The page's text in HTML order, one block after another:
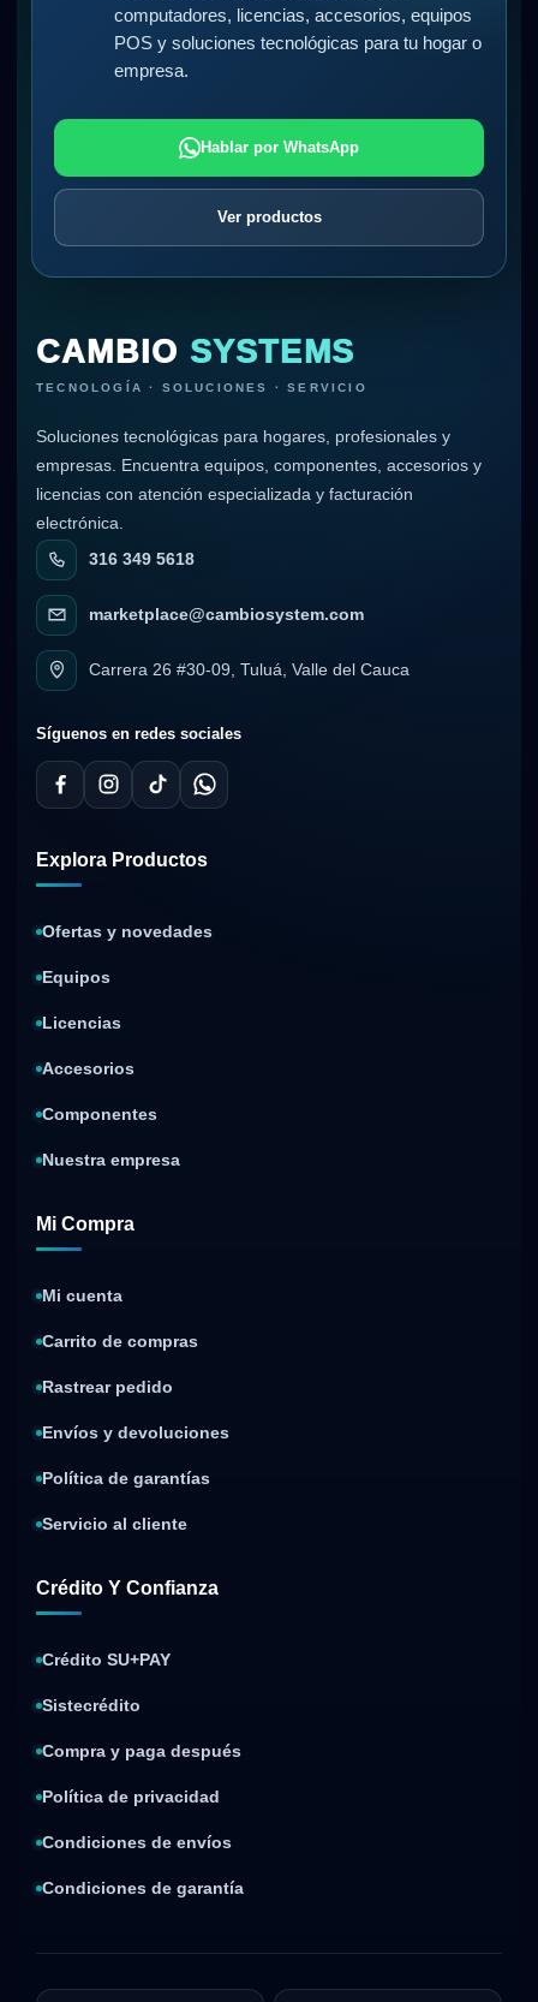
computadores, licencias, accesorios, equipos
POS y soluciones tecnológicas para tu hogar o
empresa.
Hablar por WhatsApp
Ver productos
CAMBIO SYSTEMS
TECNOLOGÍA · SOLUCIONES · SERVICIO
Soluciones tecnológicas para hogares, profesionales y
empresas. Encuentra equipos, componentes, accesorios y
licencias con atención especializada y facturación
electrónica.
316 349 5618
marketplace@cambiosystem.com
Carrera 26 #30-09, Tuluá, Valle del Cauca
Síguenos en redes sociales
Explora Productos
Ofertas y novedades
Equipos
Licencias
Accesorios
Componentes
Nuestra empresa
Mi Compra
Mi cuenta
Carrito de compras
Rastrear pedido
Envíos y devoluciones
Política de garantías
Servicio al cliente
Crédito Y Confianza
Crédito SU+PAY
Sistecrédito
Compra y paga después
Política de privacidad
Condiciones de envíos
Condiciones de garantía